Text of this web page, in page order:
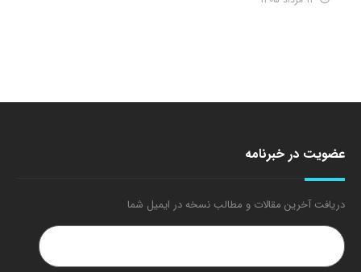
عضویت در خبرنامه
دریافت آخرین مقالات و مطالب نسخه در ایمیل شما